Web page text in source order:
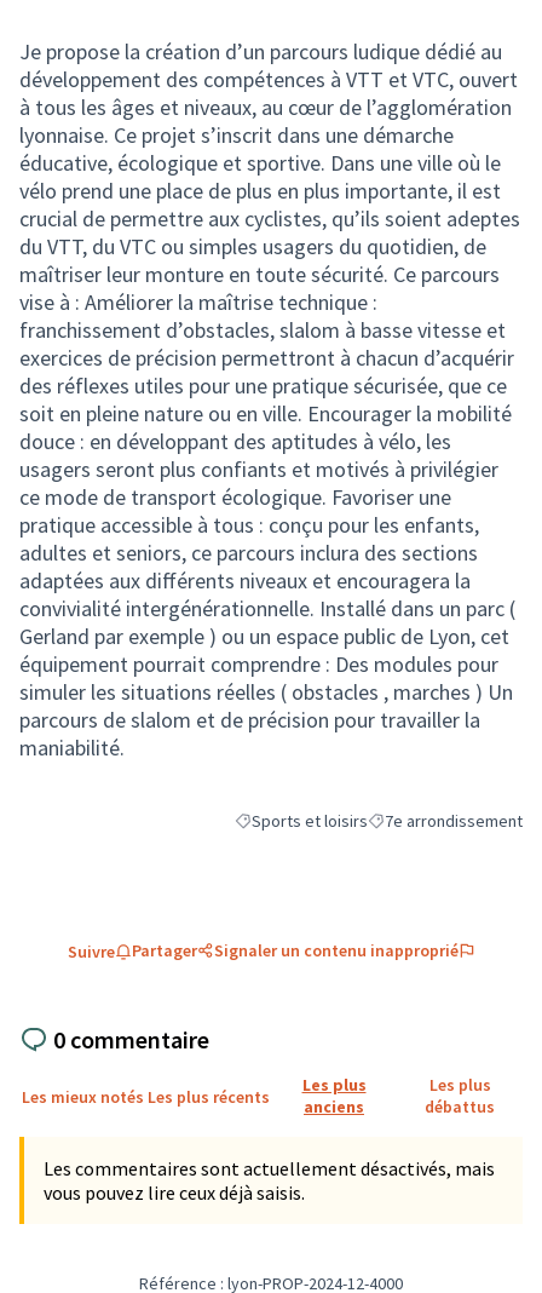
Je propose la création d’un parcours ludique dédié au
développement des compétences à VTT et VTC, ouvert
à tous les âges et niveaux, au cœur de l’agglomération
lyonnaise. Ce projet s’inscrit dans une démarche
éducative, écologique et sportive. Dans une ville où le
vélo prend une place de plus en plus importante, il est
crucial de permettre aux cyclistes, qu’ils soient adeptes
du VTT, du VTC ou simples usagers du quotidien, de
maîtriser leur monture en toute sécurité. Ce parcours
vise à : Améliorer la maîtrise technique :
franchissement d’obstacles, slalom à basse vitesse et
exercices de précision permettront à chacun d’acquérir
des réflexes utiles pour une pratique sécurisée, que ce
soit en pleine nature ou en ville. Encourager la mobilité
douce : en développant des aptitudes à vélo, les
usagers seront plus confiants et motivés à privilégier
ce mode de transport écologique. Favoriser une
pratique accessible à tous : conçu pour les enfants,
adultes et seniors, ce parcours inclura des sections
adaptées aux différents niveaux et encouragera la
convivialité intergénérationnelle. Installé dans un parc (
Gerland par exemple ) ou un espace public de Lyon, cet
équipement pourrait comprendre : Des modules pour
simuler les situations réelles ( obstacles , marches ) Un
parcours de slalom et de précision pour travailler la
maniabilité.
Filtrer les résultats de la catégorie :
Sports et loisirsFiltrer les résultats
7e arrondissement
Suivre Partager Signaler un contenu inapproprié
0 commentaire
Les mieux notés Les plus récents
Les plus
anciens
Les plus
débattus
Les commentaires sont actuellement désactivés, mais
vous pouvez lire ceux déjà saisis.
Référence : lyon-PROP-2024-12-4000